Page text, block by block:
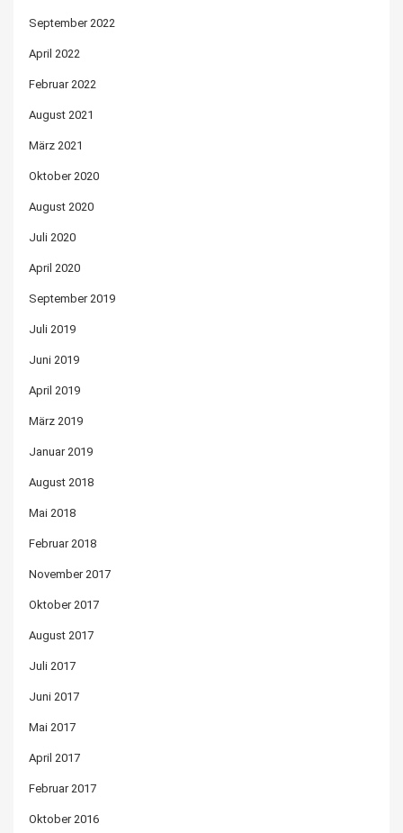
September 2022
April 2022
Februar 2022
August 2021
März 2021
Oktober 2020
August 2020
Juli 2020
April 2020
September 2019
Juli 2019
Juni 2019
April 2019
März 2019
Januar 2019
August 2018
Mai 2018
Februar 2018
November 2017
Oktober 2017
August 2017
Juli 2017
Juni 2017
Mai 2017
April 2017
Februar 2017
Oktober 2016